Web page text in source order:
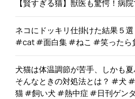
【賢すぎる猫】獣医も驚愕！病
ネコにドッキリ仕掛けた結果５
#cat #面白集 #ねこ #笑ったら
犬猫は体温調節が苦手、しかも
そんなときの対処法とは？ #犬
猫 #飼い犬 #熱中症 #日刊ゲン